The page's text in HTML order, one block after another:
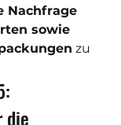
Nachfrage
sowie
zu
die